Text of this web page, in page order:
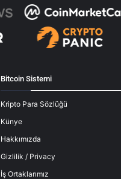
Bitcoin Sistemi
Kripto Para Sözlüğü
Künye
Hakkımızda
Gizlilik / Privacy
İş Ortaklarımız